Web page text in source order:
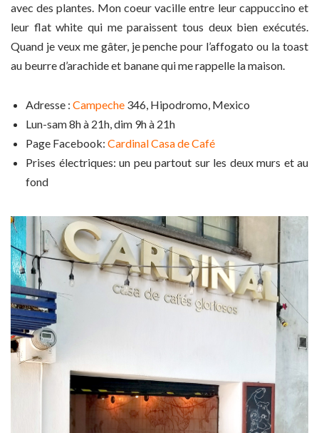
avec des plantes. Mon coeur vacille entre leur cappuccino et
leur flat white qui me paraissent tous deux bien exécutés.
Quand je veux me gâter, je penche pour l’affogato ou la toast
au beurre d’arachide et banane qui me rappelle la maison.
Adresse : Campeche 346, Hipodromo, Mexico
Lun-sam 8h à 21h, dim 9h à 21h
Page Facebook: Cardinal Casa de Café
Prises électriques: un peu partout sur les deux murs et au
fond